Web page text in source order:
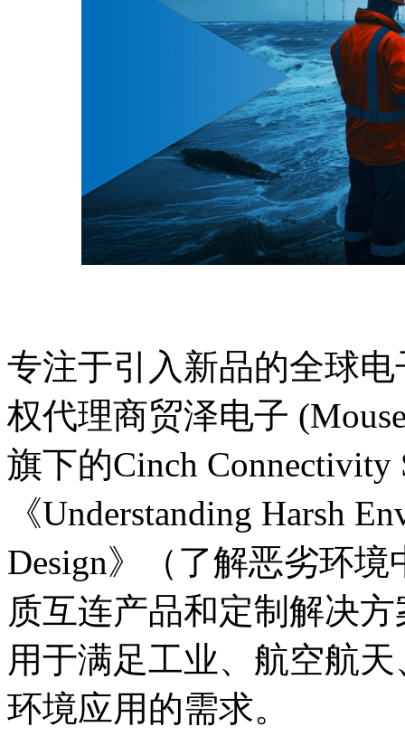
专注于引入新品的全球
权代理商贸泽电子
旗下的Cinch
《Understanding Harsh
Design》（了解恶劣环
质互连产品和定制解决
用于满足工业、航空航
环境应用的需求。